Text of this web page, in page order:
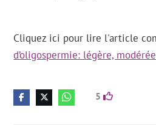
Cliquez ici pour lire l'article
d’oligospermie: légère,
5